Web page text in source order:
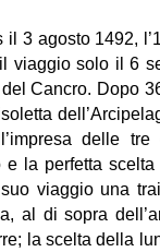
3 agosto 1492,
viaggio solo il 6
Cancro. Dopo
delle
la perfetta
viaggio una
al di sopra
la scelta della